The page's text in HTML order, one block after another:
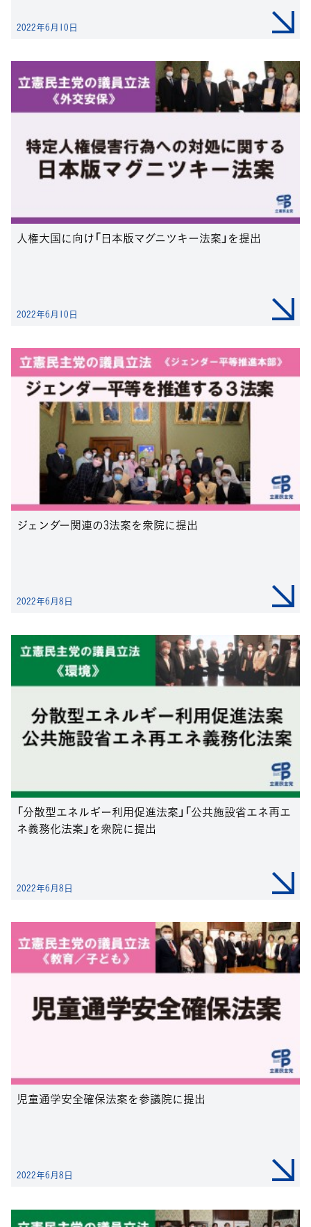
2022年6月10日
人権大国に向け「日本版マグニツキー法案」を提出
2022年6月10日
ジェンダー関連の3法案を衆院に提出
2022年6月8日
「分散型エネルギー利用促進法案」「公共施設省エネ再エ
ネ義務化法案」を衆院に提出
2022年6月8日
児童通学安全確保法案を参議院に提出
2022年6月8日